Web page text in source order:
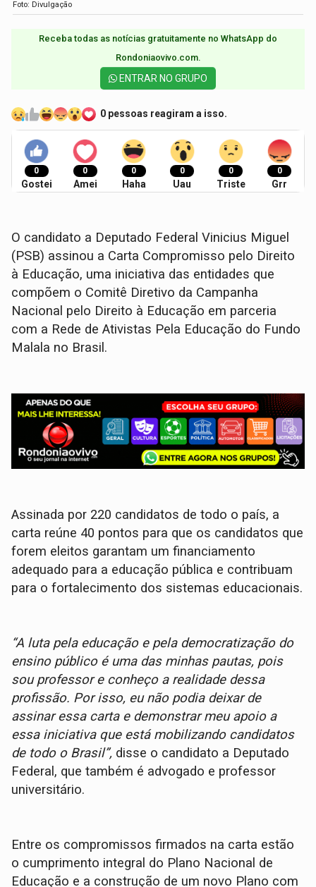
Foto: Divulgação
Receba todas as notícias gratuitamente no WhatsApp do
Rondoniaovivo.com.​
ENTRAR NO GRUPO
0 pessoas reagiram a isso.
0
Gostei
0
Amei
0
Haha
0
Uau
0
Triste
0
Grr
O candidato a Deputado Federal Vinicius Miguel
(PSB) assinou a Carta Compromisso pelo Direito
à Educação, uma iniciativa das entidades que
compõem o Comitê Diretivo da Campanha
Nacional pelo Direito à Educação em parceria
com a Rede de Ativistas Pela Educação do Fundo
Malala no Brasil.
Assinada por 220 candidatos de todo o país, a
carta reúne 40 pontos para que os candidatos que
forem eleitos garantam um financiamento
adequado para a educação pública e contribuam
para o fortalecimento dos sistemas educacionais.
“A luta pela educação e pela democratização do
ensino público é uma das minhas pautas, pois
sou professor e conheço a realidade dessa
profissão. Por isso, eu não podia deixar de
assinar essa carta e demonstrar meu apoio a
essa iniciativa que está mobilizando candidatos
de todo o Brasil”, disse o candidato a Deputado
Federal, que também é advogado e professor
universitário.
Entre os compromissos firmados na carta estão
o cumprimento integral do Plano Nacional de
Educação e a construção de um novo Plano com